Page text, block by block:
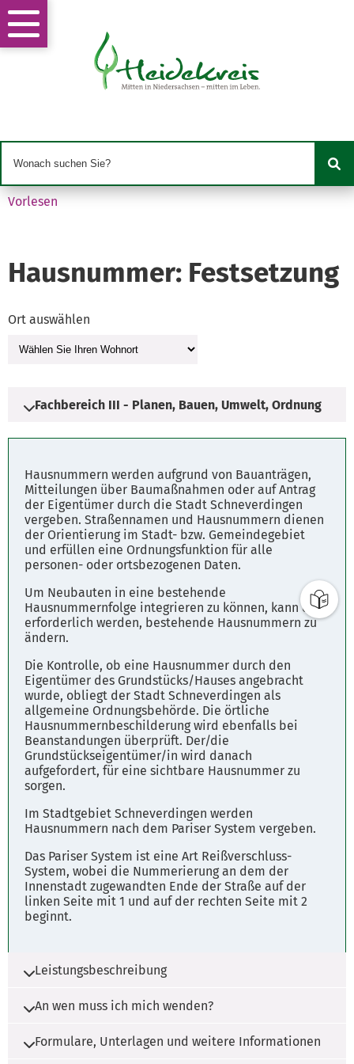
Vorlesen
Hausnummer: Festsetzung
Hausnummern werden aufgrund von Bauanträgen,
Mitteilungen über Baumaßnahmen oder auf Antrag
der Eigentümer durch die Stadt Schneverdingen
vergeben. Straßennamen und Hausnummern dienen
der Orientierung im Stadt- bzw. Gemeindegebiet
und erfüllen eine Ordnungsfunktion für alle
personen- oder ortsbezogenen Daten.
Um Neubauten in eine bestehende
Hausnummernfolge integrieren zu können, kann es
erforderlich werden, bestehende Hausnummern zu
ändern.
Die Kontrolle, ob eine Hausnummer durch den
Eigentümer des Grundstücks/Hauses angebracht
wurde, obliegt der Stadt Schneverdingen als
allgemeine Ordnungsbehörde. Die örtliche
Hausnummernbeschilderung wird ebenfalls bei
Beanstandungen überprüft. Der/die
Grundstückseigentümer/in wird danach
aufgefordert, für eine sichtbare Hausnummer zu
sorgen.
Im Stadtgebiet Schneverdingen werden
Hausnummern nach dem Pariser System vergeben.
Das Pariser System ist eine Art Reißverschluss-
System, wobei die Nummerierung an dem der
Innenstadt zugewandten Ende der Straße auf der
linken Seite mit 1 und auf der rechten Seite mit 2
beginnt.
Leistungsbeschreibung
Hausnummern werden aufgrund von
Baumaßnahmen oder auf Antrag der
An wen muss ich mich wenden?
Die Zuständigkeit liegt bei der Gemeinde, der
Formulare, Unterlagen und weitere Informationen
Ort auswählen
Fachbereich III - Planen, Bauen, Umwelt, Ordnung
Schulstraße 3
29640 Schneverdingen
Öffnungszeiten
Montag 08:00 - 12:00 Uhr, 14:00 - 16:00 Uhr
Dienstag 08:00 - 12:00 Uhr, 14:00 - 16:00 Uhr
Donnerstag 08:00 - 12:00 Uhr, 14:00 - 18:00 Uhr
Freitag 08:00 - 12:00 Uhr
Hinweise:
Bürgerbüro (nur mit Terminvereinbarung)
Stadtkasse (Montag bis Mittwoch nachmittags
geschlossen)
Montag bis Freitag 08:00 - 12:00 Uhr
Donnerstag 14:00 - 15:30 Uhr